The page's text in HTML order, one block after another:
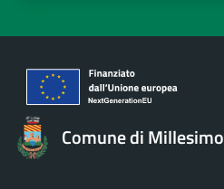
Comune di Millesimo